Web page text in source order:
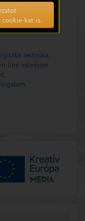
technika,
line művészet
cookie-kat is.